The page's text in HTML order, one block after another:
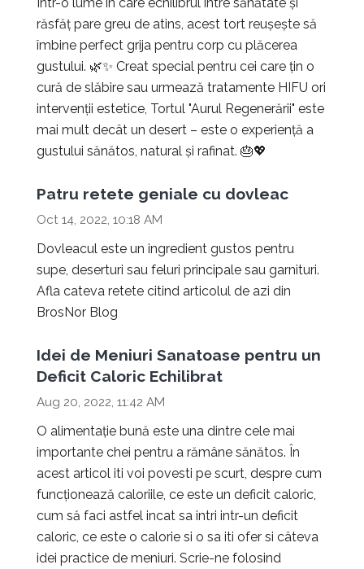
răsfăț pare greu de atins, acest tort reușește să
îmbine perfect grija pentru corp cu plăcerea
gustului. 🌿✨ Creat special pentru cei care țin o
cură de slăbire sau urmează tratamente HIFU ori
intervenții estetice, Tortul "Aurul Regenerării" este
mai mult decât un desert – este o experiență a
gustului sănătos, natural și rafinat. 🎂💖
Patru retete geniale cu dovleac
Oct 14, 2022, 10:18 AM
Dovleacul este un ingredient gustos pentru
supe, deserturi sau feluri principale sau garnituri.
Afla cateva retete citind articolul de azi din
BrosNor Blog
Idei de Meniuri Sanatoase pentru un
Deficit Caloric Echilibrat
Aug 20, 2022, 11:42 AM
O alimentație bună este una dintre cele mai
importante chei pentru a rămâne sănătos. În
acest articol iti voi povesti pe scurt, despre cum
funcționează caloriile, ce este un deficit caloric,
cum să faci astfel incat sa intri intr-un deficit
caloric, ce este o calorie si o sa iti ofer si câteva
idei practice de meniuri. Scrie-ne folosind